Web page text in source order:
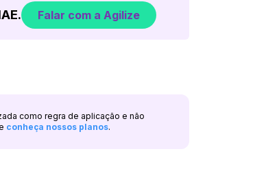
Falar com a Agilize
como regra de aplicação e não
conheça nossos planos.